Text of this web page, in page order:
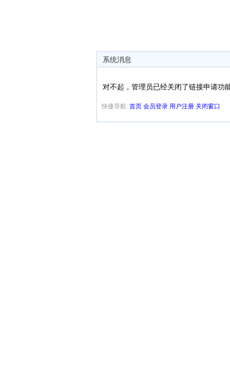
系统消息
对不起，管理员已经关闭了链接申请功
快捷导航: 首页 会员登录 用户注册 关闭窗口